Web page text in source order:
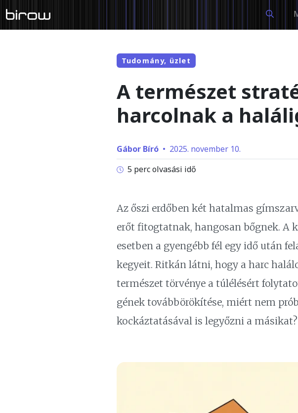
Tudomány, üzlet
A természet
harcolnak a
Gábor Bíró • 2025. november 10.
5 perc olvasási idő
Az őszi erdőben két hatalmas
erőt fitogtatnak, hangosan bőgnek. A
esetben a gyengébb fél egy idő után
kegyeit. Ritkán látni, hogy a harc
természet törvénye a túlélésért
gének továbbörökítése, miért nem
kockáztatásával is legyőzni a másikat?